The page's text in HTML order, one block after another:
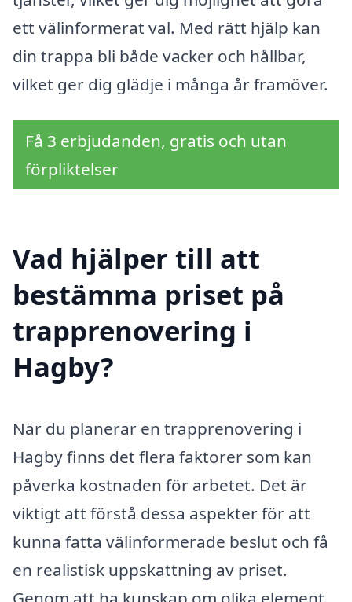
ett välinformerat val. Med rätt hjälp kan
din trappa bli både vacker och hållbar,
vilket ger dig glädje i många år framöver.
Få 3 erbjudanden, gratis och utan
förpliktelser
Vad hjälper till att
bestämma priset på
trapprenovering i
Hagby?
När du planerar en trapprenovering i
Hagby finns det flera faktorer som kan
påverka kostnaden för arbetet. Det är
viktigt att förstå dessa aspekter för att
kunna fatta välinformerade beslut och få
en realistisk uppskattning av priset.